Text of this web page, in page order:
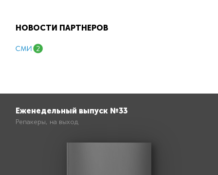
НОВОСТИ ПАРТНЕРОВ
Еженедельный выпуск №33
Репакеры, на выход